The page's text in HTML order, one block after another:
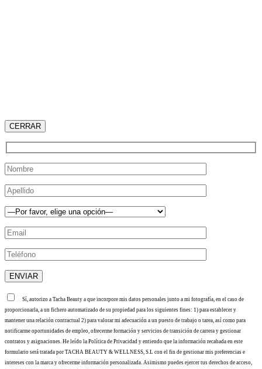
CERRAR
Sí, autorizo a Tacha Beauty a que incorpore mis datos personales junto a mi fotografía, en el caso de
proporcionarla, a un fichero automatizado de su propiedad para los siguientes fines: 1) para establecer y
mantener una relación contractual 2) para valorar mi adecuación a un puesto de trabajo o tarea, así como para
notificarme oportunidades de empleo, ofrecerme formación y servicios de transición de carrera y gestionar
contratos y asignaciones. He leído la Política de Privacidad y entiendo que la información recabada en este
formulario será tratada por TACHA BEAUTY & WELLNESS, S.L con el fin de gestionar mis preferencias e
intereses con la marca y ofrecerme información personalizada. Asimismo puedes ejercer tus derechos de acceso,